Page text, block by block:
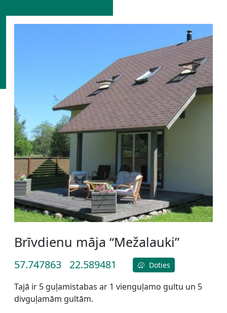
Brīvdienu māja “Mežalauki”
57.747863 22.589481 Doties
Tajā ir 5 guļamistabas ar 1 vienguļamo gultu un 5
divguļamām gultām.